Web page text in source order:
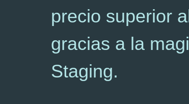
precio superior
gracias a la
Staging.